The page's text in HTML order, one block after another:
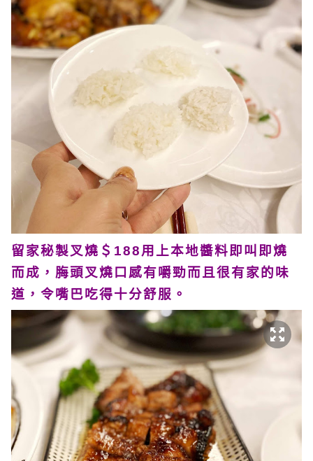
留家秘製叉燒＄188用上本地醬料即叫即燒
而成，脢頭叉燒口感有嚼勁而且很有家的味
道，令嘴巴吃得十分舒服。